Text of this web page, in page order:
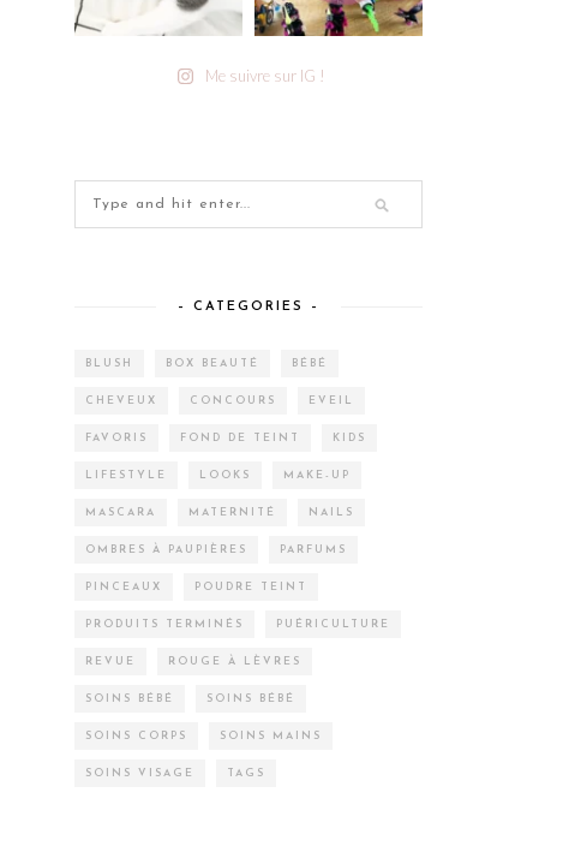
Me suivre sur IG !
– CATEGORIES –
BLUSH BOX BEAUTÉ BÉBÉ
CHEVEUX CONCOURS EVEIL
FAVORIS FOND DE TEINT KIDS
LIFESTYLE LOOKS MAKE-UP
MASCARA MATERNITÉ NAILS
OMBRES À PAUPIÈRES PARFUMS
PINCEAUX POUDRE TEINT
PRODUITS TERMINÉS PUÉRICULTURE
REVUE ROUGE À LÈVRES
SOINS BÉBÉ SOINS BÉBÉ
SOINS CORPS SOINS MAINS
SOINS VISAGE TAGS